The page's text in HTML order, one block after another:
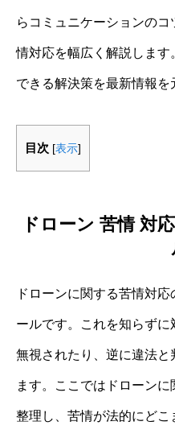
らコミュニケーションの
情対応を幅広く解説しま
できる解決策を最新情報を
目次 [表示]
ドローン 苦情 対
ドローンに関する苦情対
ールです。これを知らず
無視されたり、逆に違法と
ます。ここではドローン
整理し、苦情が法的にどこ